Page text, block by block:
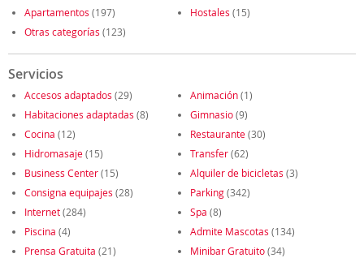
Apartamentos (197) Hostales (15)
Otras categorías (123)
Servicios
Accesos adaptados (29) Animación(1)
Habitaciones adaptadas (8) Gimnasio(9)
Cocina (12) Restaurante(30)
Hidromasaje(15) Transfer(62)
Business Center(15) Alquiler de bicicletas (3)
Consigna equipajes (28) Parking(342)
Internet(284) Spa (8)
Piscina (4) Admite Mascotas (134)
Prensa Gratuita (21) Minibar Gratuito(34)